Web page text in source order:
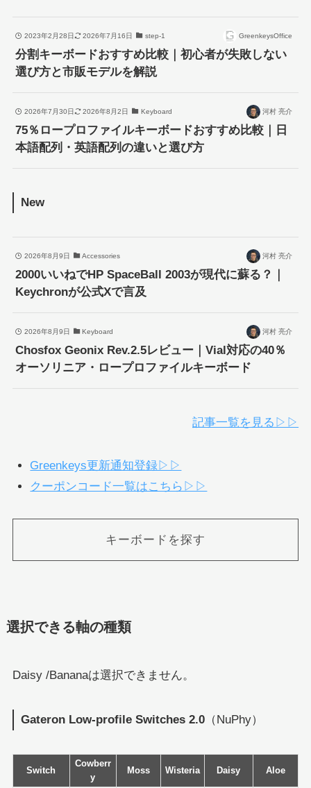
2023年2月28日 2026年7月16日 step-1 GreenkeysOffice
分割キーボードおすすめ比較｜初心者が失敗しない
選び方と市販モデルを解説
2026年7月30日 2026年8月2日 Keyboard 河村 亮介
75％ロープロファイルキーボードおすすめ比較｜日
本語配列・英語配列の違いと選び方
New
2026年8月9日 Accessories 河村 亮介
2000いいねでHP SpaceBall 2003が現代に蘇る？｜
Keychronが公式Xで言及
2026年8月9日 Keyboard 河村 亮介
Chosfox Geonix Rev.2.5レビュー｜Vial対応の40％
オーソリニア・ロープロファイルキーボード
記事一覧を見る▷▷
Greenkeys更新通知登録▷▷
クーポンコード一覧はこちら▷▷
キーボードを探す
選択できる軸の種類
Daisy /Bananaは選択できません。
Gateron Low-profile Switches 2.0（NuPhy）
Switch
Cowberr
y
Moss Wisteria Daisy Aloe